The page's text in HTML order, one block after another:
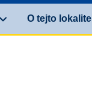
O tejto lokalite